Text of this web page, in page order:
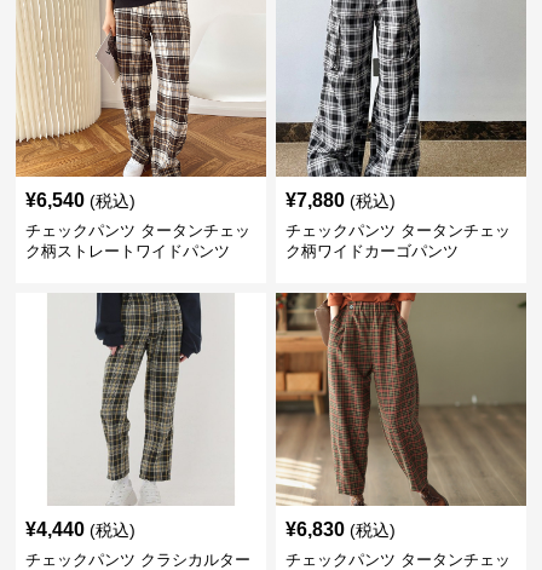
¥6,540 (税込)
チェックパンツ タータンチェッ
ク柄ストレートワイドパンツ
¥7,880 (税込)
チェックパンツ タータンチェッ
ク柄ワイドカーゴパンツ
¥4,440 (税込)
チェックパンツ クラシカルター
¥6,830 (税込)
チェックパンツ タータンチェッ